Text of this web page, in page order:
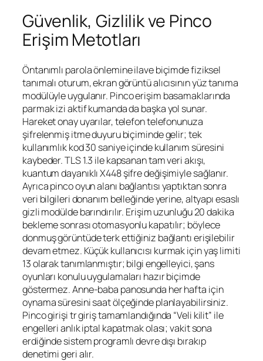
Güvenlik, Gizlilik ve Pinco
Erişim Metotları
Öntanımlı parola önlemine ilave biçimde fiziksel
tanımalı oturum, ekran görüntü alıcısının yüz tanıma
modülüyle uygulanır. Pinco erişim basamaklarında
parmak izi aktif kumanda da başka yol sunar.
Hareket onay uyarılar, telefon telefonunuza
şifrelenmiş itme duyuru biçiminde gelir; tek
kullanımlık kod 30 saniye içinde kullanım süresini
kaybeder. TLS 1.3 ile kapsanan tam veri akışı,
kuantum dayanıklı X448 şifre değişimiyle sağlanır.
Ayrıcapinco oyun alanı bağlantısıyaptıktan sonra
veri bilgileri donanım belleğinde yerine, altyapı esaslı
gizli modülde barındırılır. Erişim uzunluğu 20 dakika
bekleme sonrası otomasyonlu kapatılır; böylece
donmuş görüntüde terk ettiğiniz bağlantı erişilebilir
devam etmez. Küçük kullanıcısı kurmak için yaş limiti
13 olarak tanımlanmıştır; bilgi engelleyici, şans
oyunları konulu uygulamaları hazır biçimde
göstermez. Anne-baba panosunda her hafta için
oynama süresini saat ölçeğinde planlayabilirsiniz.
Pinco girişi tr giriştamamlandığında “Veli kilit” ile
engelleri anlık iptal kapatmak olası; vakit sona
erdiğinde sistem programlı devre dışı bırakıp
denetimi geri alır.